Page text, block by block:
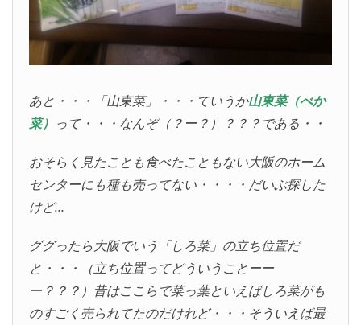
あと・・・「山東菜」・・・ていうか山東菜（べか
菜） って・・・なんぞ（？ー？）？？？である・・
おそらく見たことも食べたこともない大阪のホーム
センターにも種も売ってない・・・・だいぶ探した
けど…
ググったら大阪でいう「しろ菜」の立ち位置だ
と・・・（立ち位置ってどういうことーー
ー？？？）昔はここらで菜っ葉といえばしろ菜がも
のすごく売られてたのだけれど・・・そういえば最